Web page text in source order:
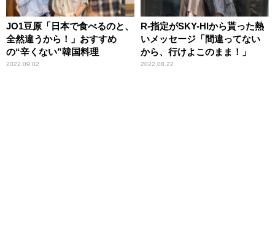
JO1豆原「日本で食べるのと、
全然違うから！」おすすめ
の“辛くない”韓国料理
2022.09.02
R-指定がSKY-HIから貰った熱
いメッセージ「間違ってない
から、行けよこのまま！」
2022.08.22